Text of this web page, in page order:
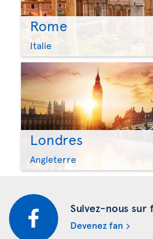
Rome
Italie
Londres
Angleterre
Suivez-nous sur
Devenez fan